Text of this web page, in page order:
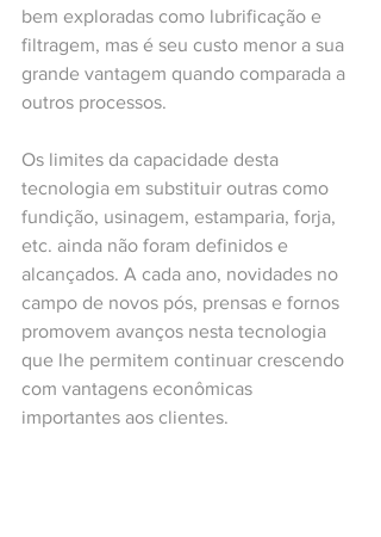
bem exploradas como lubrificação e
filtragem, mas é seu custo menor a sua
grande vantagem quando comparada a
outros processos.
Os limites da capacidade desta
tecnologia em substituir outras como
fundição, usinagem, estamparia, forja,
etc. ainda não foram definidos e
alcançados. A cada ano, novidades no
campo de novos pós, prensas e fornos
promovem avanços nesta tecnologia
que lhe permitem continuar crescendo
com vantagens econômicas
importantes aos clientes.